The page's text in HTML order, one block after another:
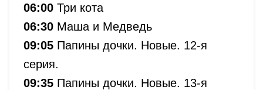
06:00 Три кота
06:30 Маша и Медведь
09:05 Папины дочки. Новые. 12-я
серия.
09:35 Папины дочки. Новые. 13-я